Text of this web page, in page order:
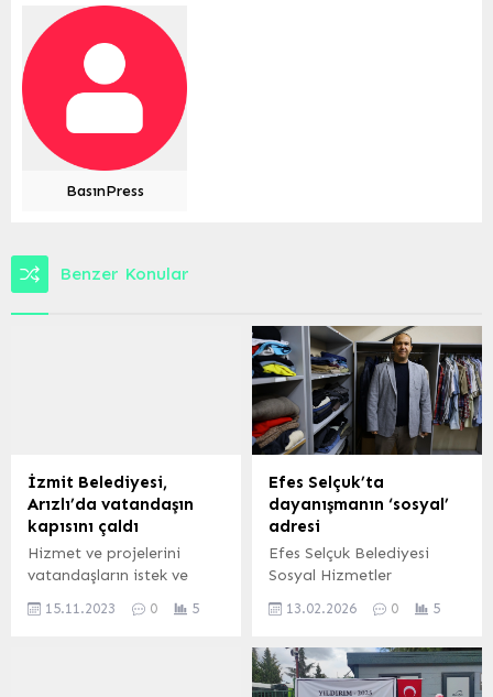
BasınPress
Benzer Konular
İzmit Belediyesi,
Arızlı’da vatandaşın
kapısını çaldı
Hizmet ve projelerini
vatandaşların istek ve
planlayan; yaptığı anket
15.11.2023 0 5
Efes Selçuk’ta
dayanışmanın ‘sosyal’
adresi
Efes Selçuk Belediyesi
Sosyal Hizmetler
faaliyet gösteren Sosyal
vatandaşlara destek
olmaya devam ediyor. Her
13.02.2026 0 5